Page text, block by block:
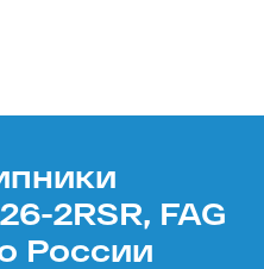
2RSR, FAG
России